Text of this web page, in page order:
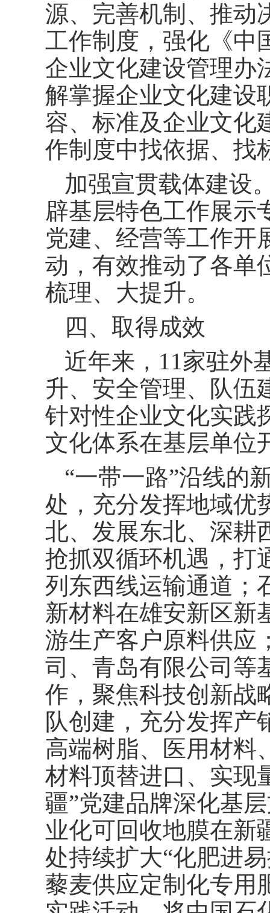
源、完善机制、推动
工作制度，强化《中
企业文化建设管理办
解掌握企业文化建设
容、标准及企业文化
作制度中找依据、找
加强宣贯载体建设
辟基层特色工作展示
党建、经营等工作开
动，有效推动了各单
梳理、大提升。
四、取得成效
近年来，11家驻外
升、安全管理、队伍
针对性企业文化实践
文化体系在基层单位
“一带一路”沿线的
处，充分发挥地域优
北、发展东北、深耕
抢抓双循环机遇，打
列东西线运输通道；
新材料在雄安新区新
游生产客户原料供应
司、青岛有限公司等
作，聚焦科技创新战
队创建，充分发挥产
高端树脂、医用材料
材料顶替进口、实现
疆”党建品牌深化基
业化可回收地膜在新
处持续扩大“化肥进
藜麦供应定制化专